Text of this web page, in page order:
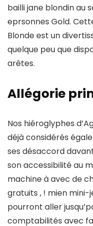
bailli jane blondin au
eprsonnes Gold.
Blonde est un
quelque peu que
arêtes.
Allégorie
Nos hiéroglyphes
déjà considérés
ses désaccord
son accessibilité au
machine à avec de
gratuits , ! mien mini-
pourront aller
comptabilités avec